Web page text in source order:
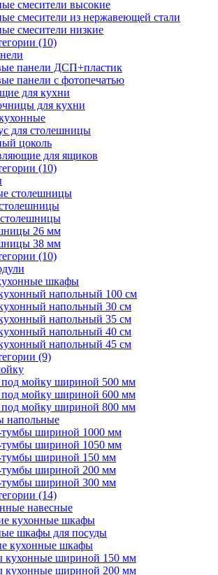
смесители высокие
смесители из нержавеющей стали
смесители низкие
(10)
панели ДСП+пластик
панели с фотопечатью
для кухни
для кухни
для столешницы
цоколь
для ящиков
(10)
столешницы
26 мм
38 мм
(10)
шкафы
напольный 100 см
напольный 30 см
напольный 35 см
напольный 40 см
напольный 45 см
(9)
мойку шириной 500 мм
мойку шириной 600 мм
мойку шириной 800 мм
напольные
шириной 1000 мм
шириной 1050 мм
шириной 150 мм
шириной 200 мм
шириной 300 мм
(14)
навесные
кухонные шкафы
шкафы для посуды
кухонные шкафы
шириной 150 мм
шириной 200 мм